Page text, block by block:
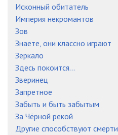
Исконный обитатель
Империя некромантов
Зов
Знаете, они классно играют
Зеркало
Здесь покоится...
Зверинец
Запретное
Забыть и быть забытым
За Чёрной рекой
Другие способствуют смерти